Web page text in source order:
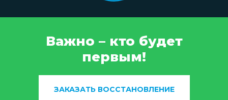
Важно – кто будет
первым!
ЗАКАЗАТЬ ВОССТАНОВЛЕНИЕ